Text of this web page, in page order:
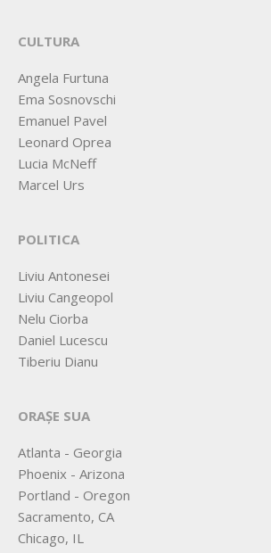
CULTURA
Angela Furtuna
Ema Sosnovschi
Emanuel Pavel
Leonard Oprea
Lucia McNeff
Marcel Urs
POLITICA
Liviu Antonesei
Liviu Cangeopol
Nelu Ciorba
Daniel Lucescu
Tiberiu Dianu
ORAȘE SUA
Atlanta - Georgia
Phoenix - Arizona
Portland - Oregon
Sacramento, CA
Chicago, IL